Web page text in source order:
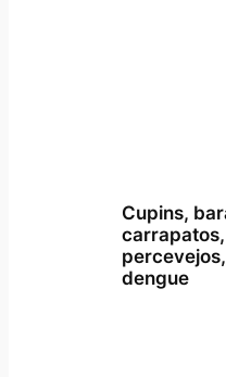
Cupins,
dengue